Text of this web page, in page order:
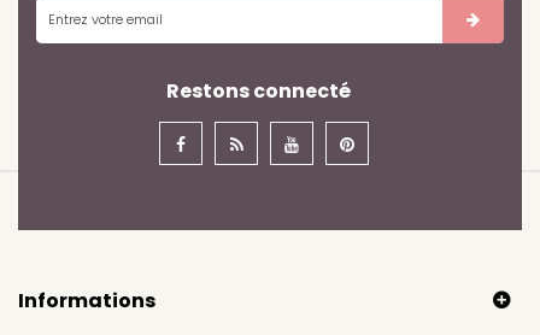
Restons connecté
Informations